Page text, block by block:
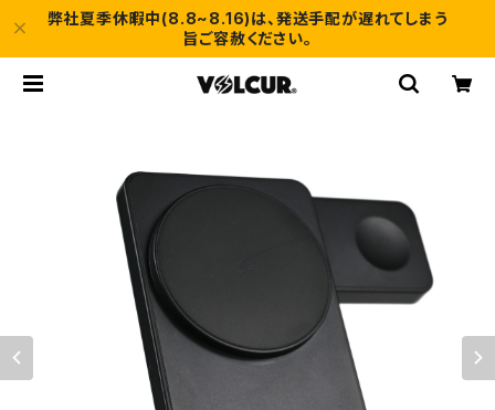
弊社夏季休暇中(8.8~8.16)は、発送手配が遅れてしまう
旨ご容赦ください。